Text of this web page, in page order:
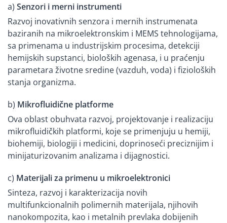
a) Senzori i merni instrumenti
Razvoj inovativnih senzora i mernih instrumenata
baziranih na mikroelektronskim i MEMS tehnologijama,
sa primenama u industrijskim procesima, detekciji
hemijskih supstanci, bioloških agenasa, i u praćenju
parametara životne sredine (vazduh, voda) i fizioloških
stanja organizma.
b) Mikrofluidične platforme
Ova oblast obuhvata razvoj, projektovanje i realizaciju
mikrofluidičkih platformi, koje se primenjuju u hemiji,
biohemiji, biologiji i medicini, doprinoseći preciznijim i
minijaturizovanim analizama i dijagnostici.
c) Materijali za primenu u mikroelektronici
Sinteza, razvoj i karakterizacija novih
multifunkcionalnih polimernih materijala, njihovih
nanokompozita, kao i metalnih prevlaka dobijenih